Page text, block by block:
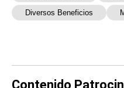
Diversos Beneficios
Contenido